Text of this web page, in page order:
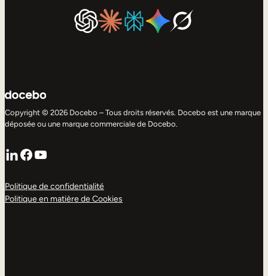
Copyright © 2026 Docebo – Tous droits réservés. Docebo est une marque
déposée ou une marque commerciale de Docebo.
LinkedIn
Facebook
YouTube
Politique de confidentialité
Politique en matière de Cookies